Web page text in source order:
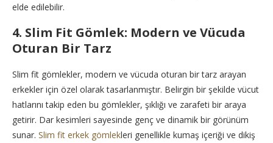
elde edilebilir.
4. Slim Fit Gömlek: Modern ve Vücuda
Oturan Bir Tarz
Slim fit gömlekler, modern ve vücuda oturan bir tarz arayan
erkekler için özel olarak tasarlanmıştır. Belirgin bir şekilde vücut
hatlarını takip eden bu gömlekler, şıklığı ve zarafeti bir araya
getirir. Dar kesimleri sayesinde genç ve dinamik bir görünüm
sunar. Slim fit erkek gömlekleri genellikle kumaş içeriği ve dikiş